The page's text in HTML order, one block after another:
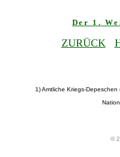
Der 1.
ZURÜCK
1) Amtliche Kriegs-
©